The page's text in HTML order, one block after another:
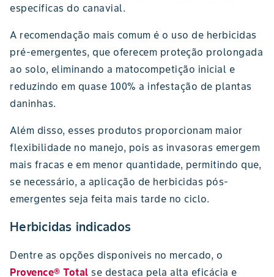
específicas do canavial.
A recomendação mais comum é o uso de herbicidas
pré-emergentes, que oferecem proteção prolongada
ao solo, eliminando a matocompetição inicial e
reduzindo em quase 100% a infestação de plantas
daninhas.
Além disso, esses produtos proporcionam maior
flexibilidade no manejo, pois as invasoras emergem
mais fracas e em menor quantidade, permitindo que,
se necessário, a aplicação de herbicidas pós-
emergentes seja feita mais tarde no ciclo.
Herbicidas indicados
Dentre as opções disponíveis no mercado, o
Provence® Total se destaca pela alta eficácia e